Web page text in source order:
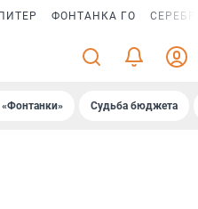
ФОНТАНКА ГО
«Фонтанки» Судьба бюджета